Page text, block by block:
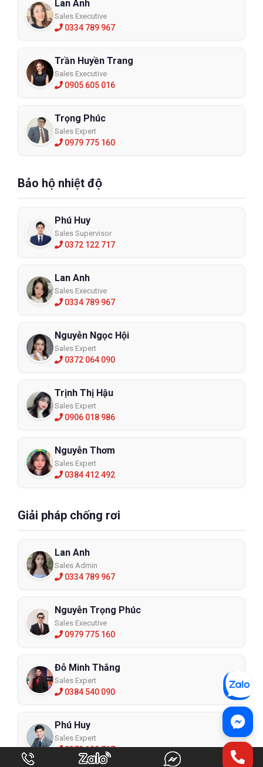
Lan Anh
Sales Executive
0334 789 967
Trần Huyền Trang
Sales Executive
0905 605 016
Trọng Phúc
Sales Expert
0979 775 160
Bảo hộ nhiệt độ
Phú Huy
Sales Supervisor
0372 122 717
Lan Anh
Sales Executive
0334 789 967
Nguyễn Ngọc Hội
Sales Expert
0372 064 090
Trịnh Thị Hậu
Sales Expert
0906 018 986
Nguyễn Thơm
Sales Expert
0384 412 492
Giải pháp chống rơi
Lan Anh
Sales Admin
0334 789 967
Nguyễn Trọng Phúc
Sales Executive
0979 775 160
Đỗ Minh Thắng
Sales Expert
0384 540 090
Phú Huy
Sales Expert
0372 122 717